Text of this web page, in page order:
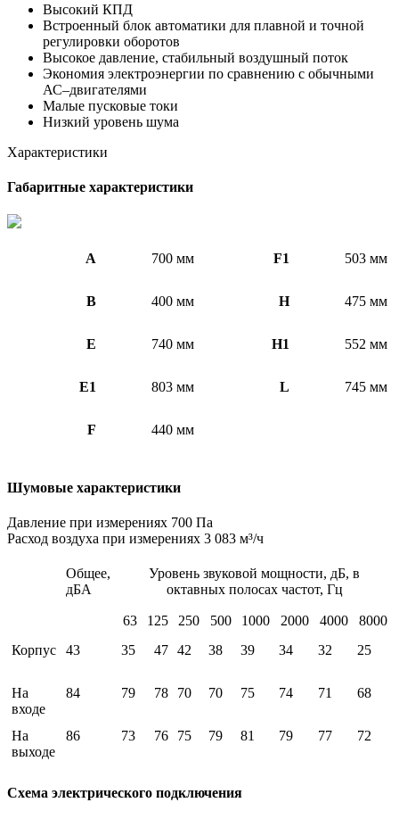
Высокий КПД
Встроенный блок автоматики для плавной и точной
регулировки оборотов
Высокое давление, стабильный воздушный поток
Экономия электроэнергии по сравнению с обычными
АС–двигателями
Малые пусковые токи
Низкий уровень шума
Характеристики
Габаритные характеристики
A 700 мм F1 503 мм
B 400 мм H 475 мм
E 740 мм H1 552 мм
E1 803 мм L 745 мм
F 440 мм
Шумовые характеристики
Давление при измерениях 700 Па
Расход воздуха при измерениях 3 083 м³/ч
Общее,
дБА
Уровень звуковой мощности, дБ, в
октавных полосах частот, Гц
63 125 250 500 1000 2000 4000
8000
Корпус
43 35 47 42 38 39 34 32 25
На
входе
84 79 78 70 70 75 74 71 68
На
выходе
86 73 76 75 79 81 79 77 72
Схема электрического подключения